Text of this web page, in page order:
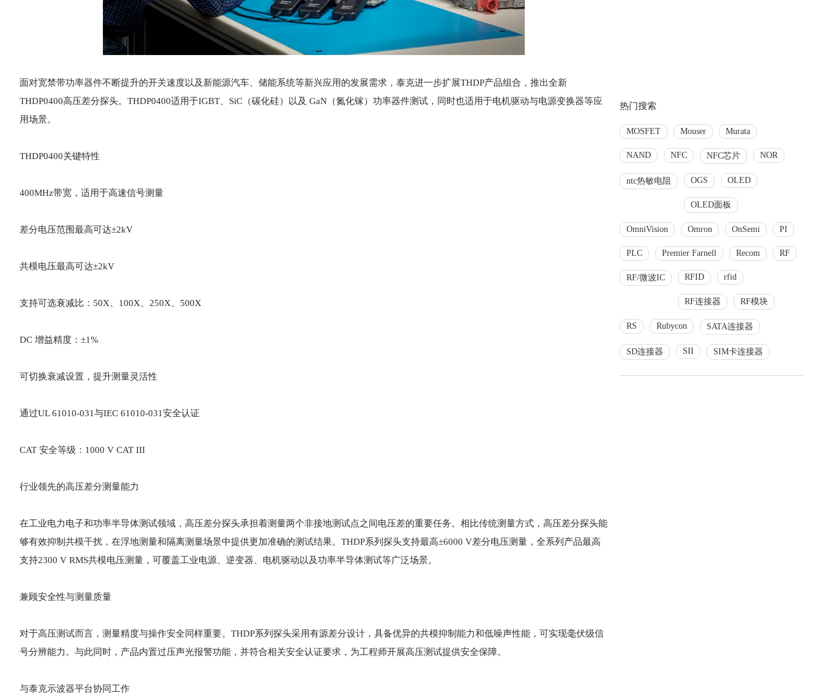
面对宽禁带功率器件不断提升的开关速度以及新能源汽车、储能系统等新兴应用的发展需求，泰克进一步扩展THDP产品组合，推出全新
THDP0400高压差分探头。THDP0400适用于IGBT、SiC（碳化硅）以及 GaN（氮化镓）功率器件测试，同时也适用于电机驱动与电源变换器等应
用场景。
THDP0400关键特性
400MHz带宽，适用于高速信号测量
差分电压范围最高可达±2kV
共模电压最高可达±2kV
支持可选衰减比：50X、100X、250X、500X
DC 增益精度：±1%
可切换衰减设置，提升测量灵活性
通过UL 61010-031与IEC 61010-031安全认证
CAT 安全等级：1000 V CAT III
行业领先的高压差分测量能力
在工业电力电子和功率半导体测试领域，高压差分探头承担着测量两个非接地测试点之间电压差的重要任务。相比传统测量方式，高压差分探头能
够有效抑制共模干扰，在浮地测量和隔离测量场景中提供更加准确的测试结果。THDP系列探头支持最高±6000 V差分电压测量，全系列产品最高
支持2300 V RMS共模电压测量，可覆盖工业电源、逆变器、电机驱动以及功率半导体测试等广泛场景。
兼顾安全性与测量质量
对于高压测试而言，测量精度与操作安全同样重要。THDP系列探头采用有源差分设计，具备优异的共模抑制能力和低噪声性能，可实现毫伏级信
号分辨能力。与此同时，产品内置过压声光报警功能，并符合相关安全认证要求，为工程师开展高压测试提供安全保障。
与泰克示波器平台协同工作
热门搜索
MOSFET Mouser Murata
NAND NFC NFC芯片 NOR
ntc热敏电阻 OGS OLED
OLED面板
OmniVision Omron OnSemi PI
PLC Premier Farnell Recom RF
RF/微波IC RFID rfid
RF连接器 RF模块
RS Rubycon SATA连接器
SD连接器 SII SIM卡连接器